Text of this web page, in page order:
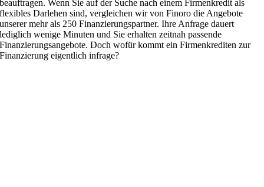
beauftragen. Wenn Sie auf der Suche nach einem Firmenkredit als
flexibles Darlehen sind, vergleichen wir von Finoro die Angebote
unserer mehr als 250 Finanzierungspartner. Ihre Anfrage dauert
lediglich wenige Minuten und Sie erhalten zeitnah passende
Finanzierungsangebote. Doch wofür kommt ein Firmenkrediten zur
Finanzierung eigentlich infrage?